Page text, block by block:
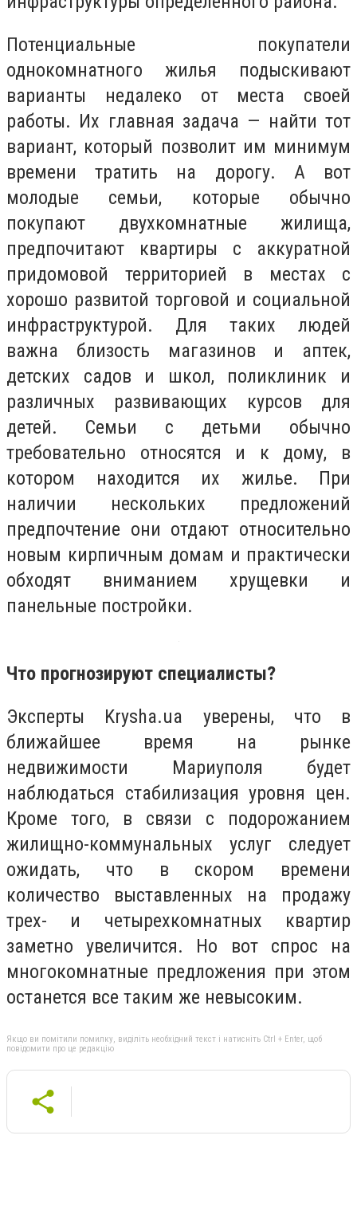
Потенциальные покупатели
однокомнатного жилья подыскивают
варианты недалеко от места своей
работы. Их главная задача — найти тот
вариант, который позволит им минимум
времени тратить на дорогу. А вот
молодые семьи, которые обычно
покупают двухкомнатные жилища,
предпочитают квартиры с аккуратной
придомовой территорией в местах с
хорошо развитой торговой и социальной
инфраструктурой. Для таких людей
важна близость магазинов и аптек,
детских садов и школ, поликлиник и
различных развивающих курсов для
детей. Семьи с детьми обычно
требовательно относятся и к дому, в
котором находится их жилье. При
наличии нескольких предложений
предпочтение они отдают относительно
новым кирпичным домам и практически
обходят вниманием хрущевки и
панельные постройки.
Что прогнозируют специалисты?
Эксперты Krysha.ua уверены, что в
ближайшее время на рынке
недвижимости Мариуполя будет
наблюдаться стабилизация уровня цен.
Кроме того, в связи с подорожанием
жилищно-коммунальных услуг следует
ожидать, что в скором времени
количество выставленных на продажу
трех- и четырехкомнатных квартир
заметно увеличится. Но вот спрос на
многокомнатные предложения при этом
останется все таким же невысоким.
Якщо ви помітили помилку, виділіть необхідний текст і натисніть Ctrl + Enter, щоб
повідомити про це редакцію